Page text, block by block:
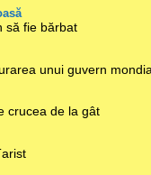
să fie bărbat
unui guvern
crucea de la gât